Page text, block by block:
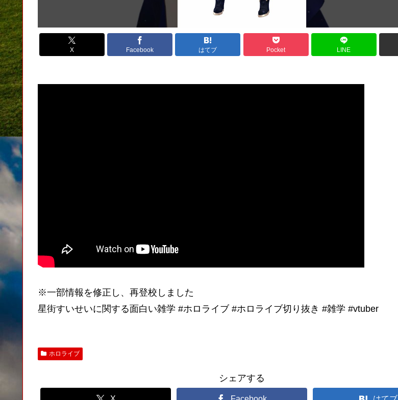
X Facebook はてブ Pocket LINE
※一部情報を修正し、再登校しました
星街すいせいに関する面白い雑学 #ホロライブ #ホロライブ切り抜き #雑学 #vtuber
ホロライブ
シェアする